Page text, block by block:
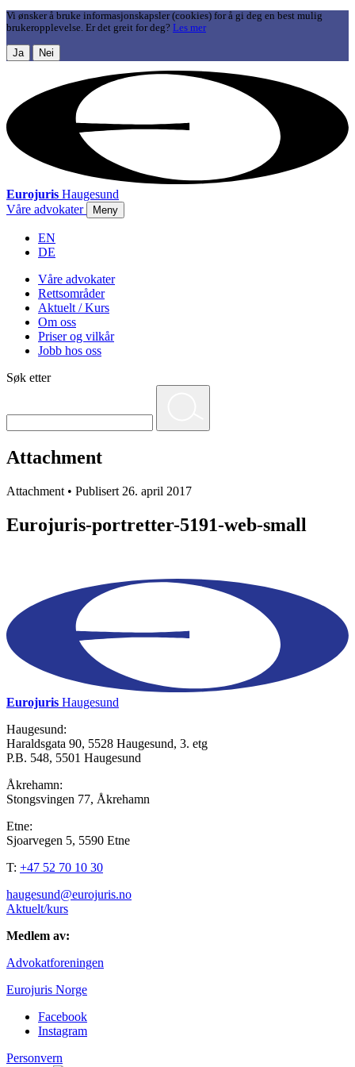
Vi ønsker å bruke informasjonskapsler (cookies) for å gi deg en best mulig
brukeropplevelse. Er det greit for deg? Les mer
Ja Nei
Eurojuris Haugesund
Våre advokater
Meny
EN
DE
Våre advokater
Rettsområder
Aktuelt / Kurs
Om oss
Priser og vilkår
Jobb hos oss
Søk etter
Attachment
Attachment • Publisert 26. april 2017
Eurojuris-portretter-5191-web-small
Eurojuris Haugesund
Haugesund:
Haraldsgata 90, 5528 Haugesund, 3. etg
P.B. 548, 5501 Haugesund
Åkrehamn:
Stongsvingen 77, Åkrehamn
Etne:
Sjoarvegen 5, 5590 Etne
T: +47 52 70 10 30
haugesund@eurojuris.no
Aktuelt/kurs
Medlem av:
Advokatforeningen
Eurojuris Norge
Facebook
Instagram
Personvern